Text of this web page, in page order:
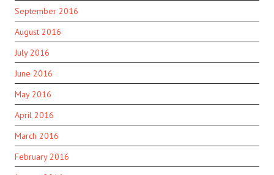
September 2016
August 2016
July 2016
June 2016
May 2016
April 2016
March 2016
February 2016